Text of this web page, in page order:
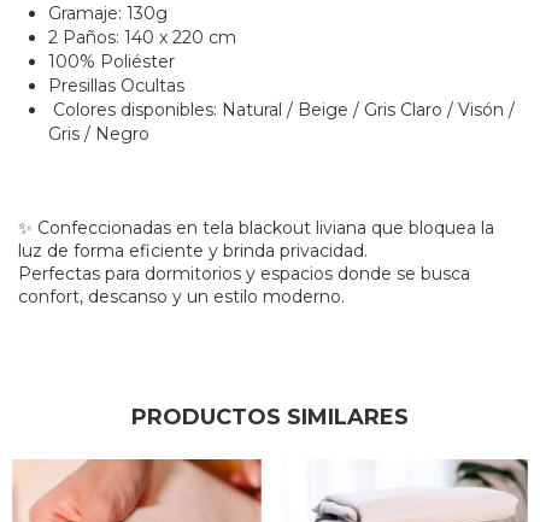
Gramaje: 130g
2 Paños: 140 x 220 cm
100% Poliéster
Presillas Ocultas
Colores disponibles: Natural / Beige / Gris Claro / Visón /
Gris / Negro
✨ Confeccionadas en tela blackout liviana que bloquea la
luz de forma eficiente y brinda privacidad.
Perfectas para dormitorios y espacios donde se busca
confort, descanso y un estilo moderno.
PRODUCTOS SIMILARES